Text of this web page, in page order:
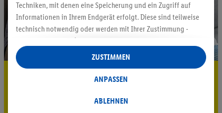
5.95 € Versand sparen³²ᵃ
Techniken, mit denen eine Speicherung und ein Zugriff auf
Informationen in Ihrem Endgerät erfolgt. Diese sind teilweise
technisch notwendig oder werden mit Ihrer Zustimmung -
auch durch Partner (u.a.
Verantwortliche; im Zusammenhang mit dem IAB TCF
insgesamt
Statistik-Erstellung oder für personalisierte Werbung
Datenverarbeitungen für personalisierte Werbung werden
ABLEHNEN
ANPASSEN
ZUSTIMMEN